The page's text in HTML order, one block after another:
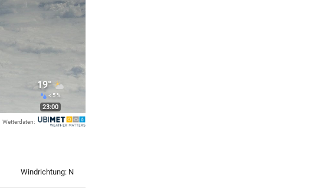
19°
< 5 %
23:00
Wetterdaten:
Windrichtung: N